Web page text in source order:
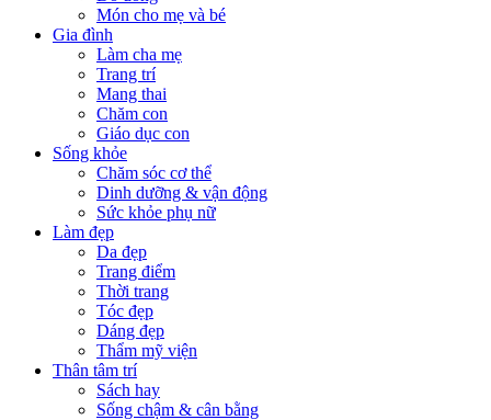
Món cho mẹ và bé
Gia đình
Làm cha mẹ
Trang trí
Mang thai
Chăm con
Giáo dục con
Sống khỏe
Chăm sóc cơ thể
Dinh dưỡng & vận động
Sức khỏe phụ nữ
Làm đẹp
Da đẹp
Trang điểm
Thời trang
Tóc đẹp
Dáng đẹp
Thẩm mỹ viện
Thân tâm trí
Sách hay
Sống chậm & cân bằng